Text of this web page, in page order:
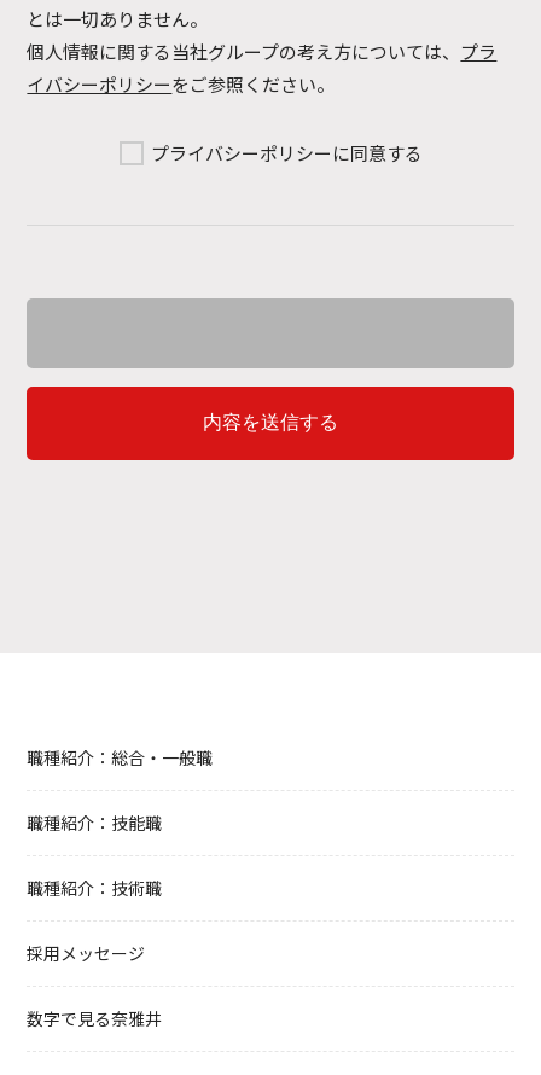
とは一切ありません。
個人情報に関する当社グループの考え方については、 プラ
イバシーポリシーをご参照ください。
プライバシーポリシーに同意する
職種紹介：総合・一般職
職種紹介：技能職
職種紹介：技術職
採用メッセージ
数字で見る奈雅井